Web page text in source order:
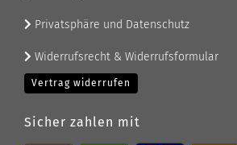
Privatsphäre und Datenschutz
Widerrufsrecht & Widerrufsformular
Vertrag widerrufen
Sicher zahlen mit